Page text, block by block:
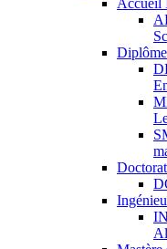
Accueil
Doctorat